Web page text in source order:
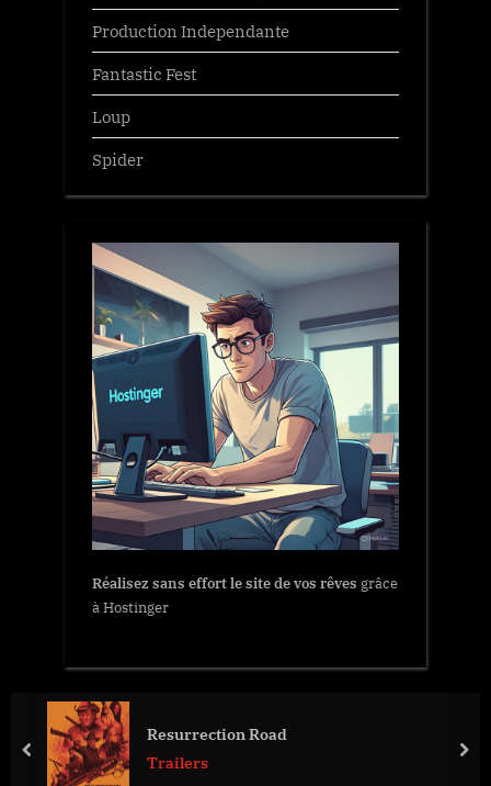
Production Independante
Fantastic Fest
Loup
Spider
Réalisez sans effort le site de vos rêves grâce
à Hostinger
Resurrection Road
Trailers
prev